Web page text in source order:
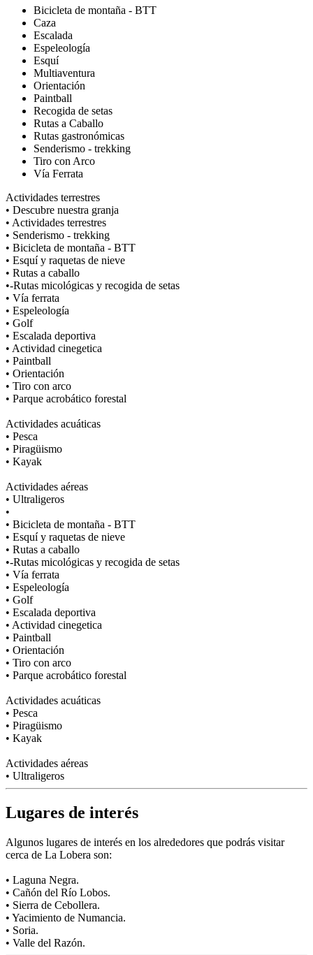
Bicicleta de montaña - BTT
Caza
Escalada
Espeleología
Esquí
Multiaventura
Orientación
Paintball
Recogida de setas
Rutas a Caballo
Rutas gastronómicas
Senderismo - trekking
Tiro con Arco
Vía Ferrata
Actividades terrestres
• Descubre nuestra granja
• Actividades terrestres
• Senderismo - trekking
• Bicicleta de montaña - BTT
• Esquí y raquetas de nieve
• Rutas a caballo
•-Rutas micológicas y recogida de setas
• Vía ferrata
• Espeleología
• Golf
• Escalada deportiva
• Actividad cinegetica
• Paintball
• Orientación
• Tiro con arco
• Parque acrobático forestal
Actividades acuáticas
• Pesca
• Piragüismo
• Kayak
Actividades aéreas
• Ultraligeros
•
• Bicicleta de montaña - BTT
• Esquí y raquetas de nieve
• Rutas a caballo
•-Rutas micológicas y recogida de setas
• Vía ferrata
• Espeleología
• Golf
• Escalada deportiva
• Actividad cinegetica
• Paintball
• Orientación
• Tiro con arco
• Parque acrobático forestal
Actividades acuáticas
• Pesca
• Piragüismo
• Kayak
Actividades aéreas
• Ultraligeros
Lugares de interés
Algunos lugares de interés en los alrededores que podrás visitar
cerca de La Lobera son:
• Laguna Negra.
• Cañón del Río Lobos.
• Sierra de Cebollera.
• Yacimiento de Numancia.
• Soria.
• Valle del Razón.